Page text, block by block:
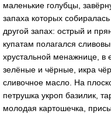
маленькие голубцы,
запаха которых
другой запах: острый и
купатам полагался
хрустальной менажнице, в
зелёные и чёрные, икра
сливочное масло. На
петрушка укроп базилик,
молодая картошечка,